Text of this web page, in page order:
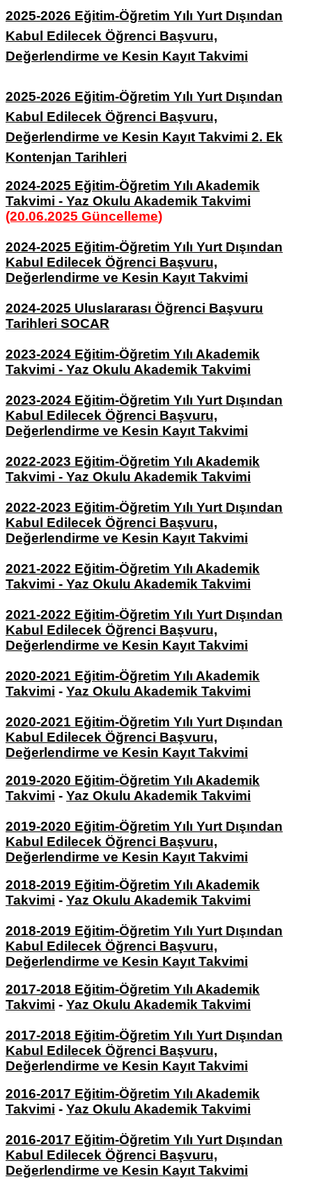
2025-2026 Eğitim-Öğretim Yılı Yurt Dışından
Kabul Edilecek Öğrenci Başvuru,
Değerlendirme ve Kesin Kayıt Takvimi
2025-2026 Eğitim-Öğretim Yılı Yurt Dışından
Kabul Edilecek Öğrenci Başvuru,
Değerlendirme ve Kesin Kayıt Takvimi 2. Ek
Kontenjan Tarihleri
2024-2025 Eğitim-Öğretim Yılı Akademik
Takvimi - Yaz Okulu Akademik Takvimi
(20.06.2025 Güncelleme)
2024-2025 Eğitim-Öğretim Yılı Yurt Dışından
Kabul Edilecek Öğrenci Başvuru,
Değerlendirme ve Kesin Kayıt Takvimi
2024-2025 Uluslararası Öğrenci Başvuru
Tarihleri SOCAR
2023-2024 Eğitim-Öğretim Yılı Akademik
Takvimi - Yaz Okulu Akademik Takvimi
2023-2024 Eğitim-Öğretim Yılı Yurt Dışından
Kabul Edilecek Öğrenci Başvuru,
Değerlendirme ve Kesin Kayıt Takvimi
2022-2023 Eğitim-Öğretim Yılı Akademik
Takvimi - Yaz Okulu Akademik Takvimi
2022-2023 Eğitim-Öğretim Yılı Yurt Dışından
Kabul Edilecek Öğrenci Başvuru,
Değerlendirme ve Kesin Kayıt Takvimi
2021-2022 Eğitim-Öğretim Yılı Akademik
Takvimi - Yaz Okulu Akademik Takvimi
2021-2022 Eğitim-Öğretim Yılı Yurt Dışından
Kabul Edilecek Öğrenci Başvuru,
Değerlendirme ve Kesin Kayıt Takvimi
2020-2021 Eğitim-Öğretim Yılı Akademik
Takvimi - Yaz Okulu Akademik Takvimi
2020-2021 Eğitim-Öğretim Yılı Yurt Dışından
Kabul Edilecek Öğrenci Başvuru,
Değerlendirme ve Kesin Kayıt Takvimi
2019-2020 Eğitim-Öğretim Yılı Akademik
Takvimi - Yaz Okulu Akademik Takvimi
2019-2020 Eğitim-Öğretim Yılı Yurt Dışından
Kabul Edilecek Öğrenci Başvuru,
Değerlendirme ve Kesin Kayıt Takvimi
2018-2019 Eğitim-Öğretim Yılı Akademik
Takvimi - Yaz Okulu Akademik Takvimi
2018-2019 Eğitim-Öğretim Yılı Yurt Dışından
Kabul Edilecek Öğrenci Başvuru,
Değerlendirme ve Kesin Kayıt Takvimi
2017-2018 Eğitim-Öğretim Yılı Akademik
Takvimi - Yaz Okulu Akademik Takvimi
2017-2018 Eğitim-Öğretim Yılı Yurt Dışından
Kabul Edilecek Öğrenci Başvuru,
Değerlendirme ve Kesin Kayıt Takvimi
2016-2017 Eğitim-Öğretim Yılı Akademik
Takvimi - Yaz Okulu Akademik Takvimi
2016-2017 Eğitim-Öğretim Yılı Yurt Dışından
Kabul Edilecek Öğrenci Başvuru,
Değerlendirme ve Kesin Kayıt Takvimi